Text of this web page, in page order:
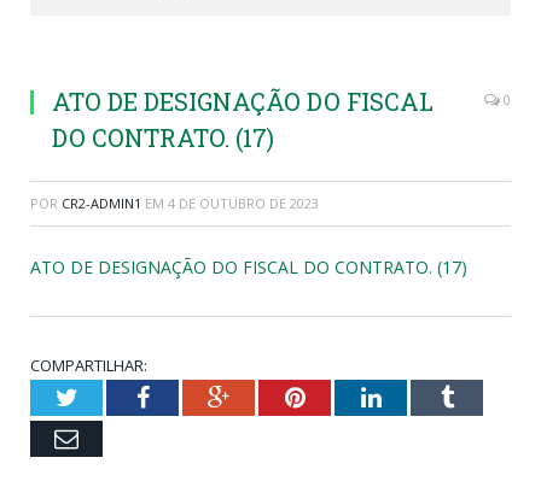
ATO DE DESIGNAÇÃO DO FISCAL
DO CONTRATO. (17)
0
POR CR2-ADMIN1 EM 4 DE OUTUBRO DE 2023
ATO DE DESIGNAÇÃO DO FISCAL DO CONTRATO. (17)
COMPARTILHAR:
TwitterFacebookGoogle+PinterestLinkedInTumblr
Email